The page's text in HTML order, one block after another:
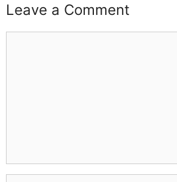
Leave a Comment